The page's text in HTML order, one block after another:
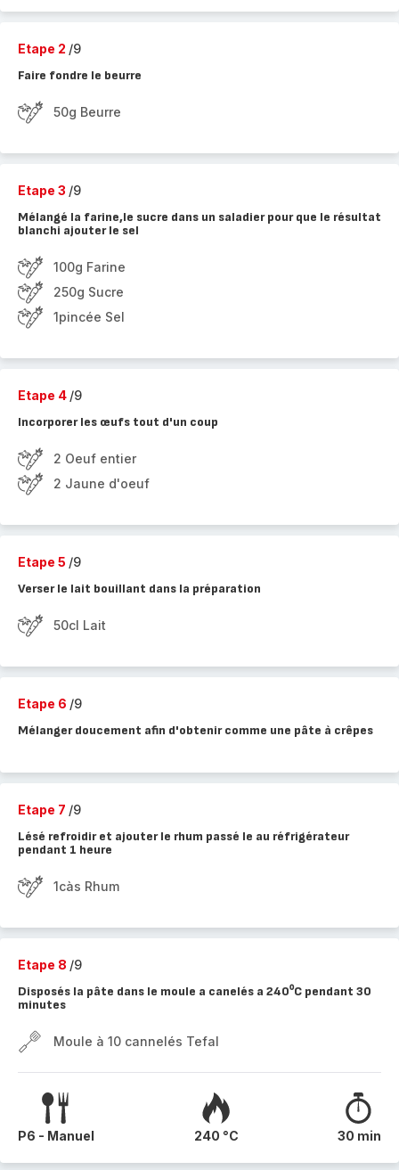
Etape 2 /9
Faire fondre le beurre
50g Beurre
Etape 3 /9
Mélangé la farine,le sucre dans un saladier pour que le résultat
blanchi ajouter le sel
100g Farine
250g Sucre
1pincée Sel
Etape 4 /9
Incorporer les œufs tout d'un coup
2 Oeuf entier
2 Jaune d'oeuf
Etape 5 /9
Verser le lait bouillant dans la préparation
50cl Lait
Etape 6 /9
Mélanger doucement afin d'obtenir comme une pâte à crêpes
Etape 7 /9
Lésé refroidir et ajouter le rhum passé le au réfrigérateur
pendant 1 heure
1càs Rhum
Etape 8 /9
Disposés la pâte dans le moule a canelés a 240⁰C pendant 30
minutes
Moule à 10 cannelés Tefal
P6 - Manuel 240 °C 30 min